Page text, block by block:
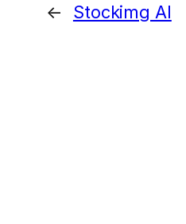
← Stockimg AI